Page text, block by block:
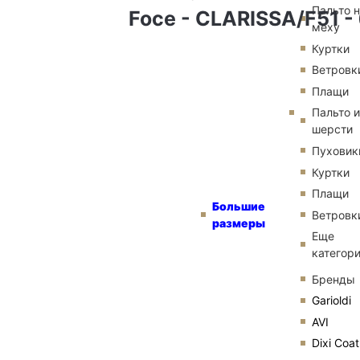
Большие
размеры
Пальто
меху
Куртки
Плащи
Пальто
шерсти
Куртки
Плащи
Еще
Бренды
Garioldi
AVI
Dixi Coat
Foce - CLARISSA/F51